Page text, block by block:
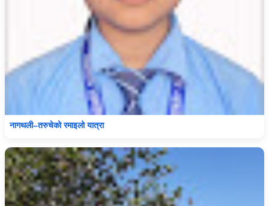
नागथली–तरुचेको रमाइलो यात्रा